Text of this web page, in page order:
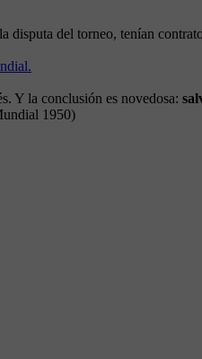
disputa del torneo, tenían
Y la conclusión es novedosa:
1950)